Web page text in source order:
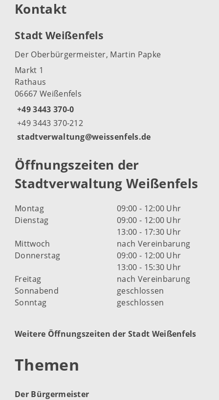
Kontakt
Stadt Weißenfels
Der Oberbürgermeister, Martin Papke
Markt 1
Rathaus
06667 Weißenfels
+49 3443 370-0
+49 3443 370-212
stadtverwaltung@weissenfels.de
Öffnungszeiten der
Stadtverwaltung Weißenfels
Montag
09:00 - 12:00 Uhr
Dienstag
09:00 - 12:00 Uhr
13:00 - 17:30 Uhr
Mittwoch
nach Vereinbarung
Donnerstag
09:00 - 12:00 Uhr
13:00 - 15:30 Uhr
Freitag
nach Vereinbarung
Sonnabend
geschlossen
Sonntag
geschlossen
Weitere Öffnungszeiten der Stadt Weißenfels
Themen
Der Bürgermeister